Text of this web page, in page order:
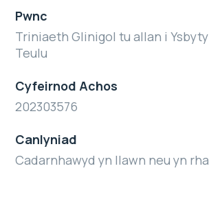
Pwnc
Triniaeth Glinigol tu allan i
Teulu
Cyfeirnod Achos
202303576
Canlyniad
Cadarnhawyd yn llawn neu yn